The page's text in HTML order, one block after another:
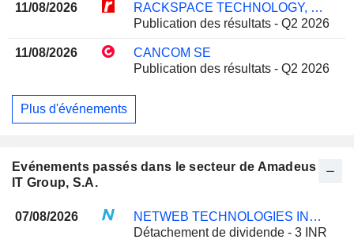
11/08/2026
RACKSPACE TECHNOLOGY, INC.
Publication des résultats - Q2 2026
11/08/2026
CANCOM SE
Publication des résultats - Q2 2026
Plus d'événements
Evénements passés dans le secteur de Amadeus
IT Group, S.A.
07/08/2026
NETWEB TECHNOLOGIES INDIA LIMITED
Détachement de dividende - 3 INR